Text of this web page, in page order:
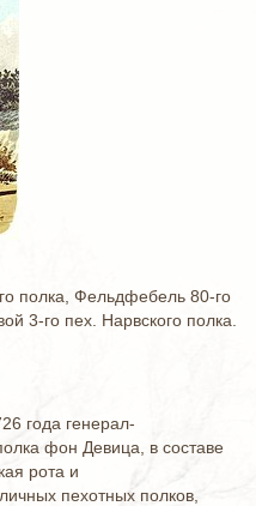
полка, Фельдфебель 80-го
3-го пех. Нарвского полка.
года генерал-
фон Девица, в составе
рота и
пехотных полков,